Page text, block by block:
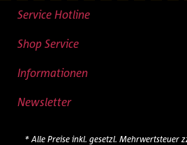
Service Hotline
Shop Service
Informationen
Newsletter
* Alle Preise inkl. gesetzl. Mehrwertsteuer